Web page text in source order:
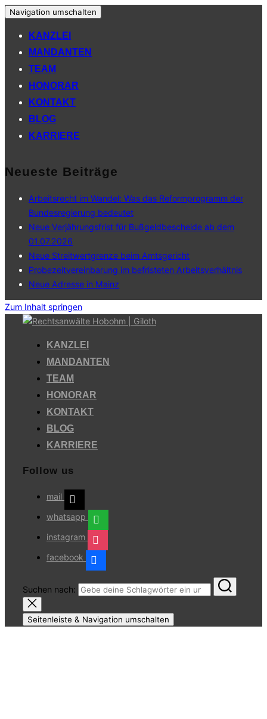
Navigation umschalten
KANZLEI
MANDANTEN
TEAM
HONORAR
KONTAKT
BLOG
KARRIERE
Neueste Beiträge
Arbeitsrecht im Wandel: Was das Reformprogramm der
Bundesregierung bedeutet
Neue Verjährungsfrist für Bußgeldbescheide ab dem
01.07.2026
Neue Streitwertgrenze beim Amtsgericht
Probezeitvereinbarung im befristeten Arbeitsverhältnis
Neue Adresse in Mainz
Zum Inhalt springen
KANZLEI
MANDANTEN
TEAM
HONORAR
KONTAKT
BLOG
KARRIERE
Follow us
mail
whatsapp
instagram
facebook
Suchen nach:
Seitenleiste & Navigation umschalten